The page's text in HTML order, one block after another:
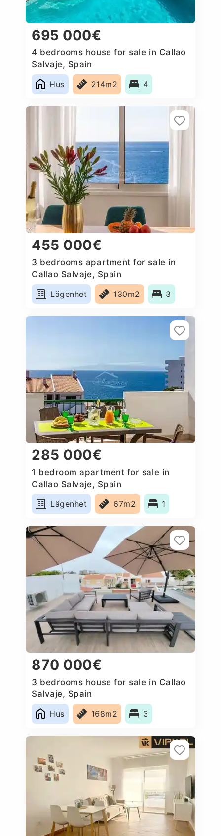
695 000€
4 bedrooms house for sale in Callao
Salvaje, Spain
Hus
214m2 4
455 000€
3 bedrooms apartment for sale in
Callao Salvaje, Spain
Lägenhet
130m2 3
285 000€
1 bedroom apartment for sale in
Callao Salvaje, Spain
Lägenhet
67m2 1
870 000€
3 bedrooms house for sale in Callao
Salvaje, Spain
Hus
168m2 3